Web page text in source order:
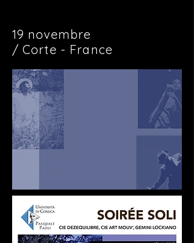
19 novembre
/ Corte - France